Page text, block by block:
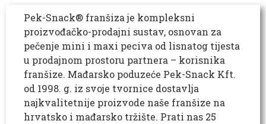
Pek-Snack® franšiza je kompleksni
proizvođačko-prodajni sustav, osnovan za
pečenje mini i maxi peciva od lisnatog tijesta
u prodajnom prostoru partnera – korisnika
franšize. Mađarsko poduzeće Pek-Snack Kft.
od 1998. g. iz svoje tvornice dostavlja
najkvalitetnije proizvode naše franšize na
hrvatsko i mađarsko tržište. Prati nas 25